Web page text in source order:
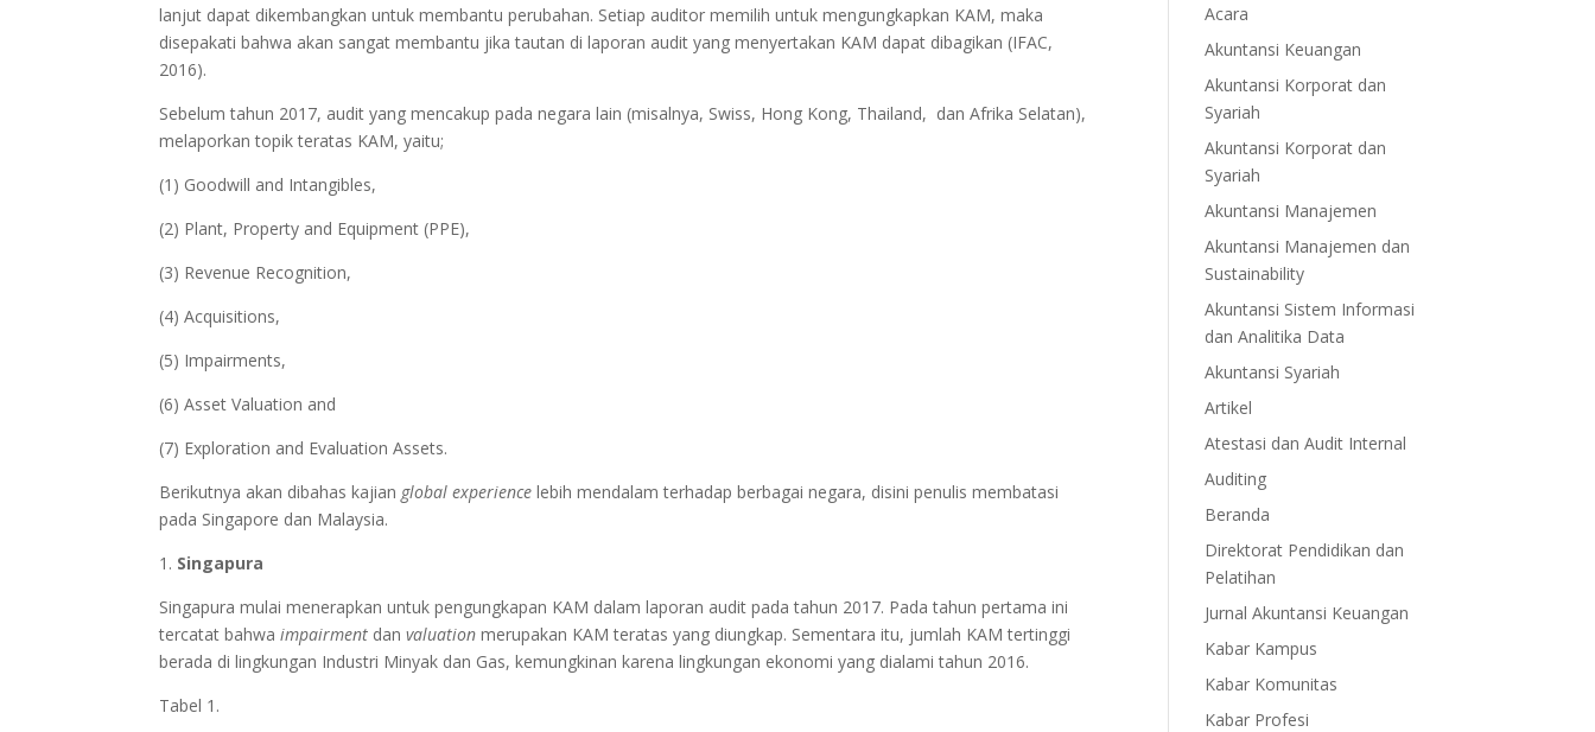
lanjut dapat dikembangkan untuk membantu perubahan. Setiap auditor memilih untuk mengungkapkan KAM, maka
disepakati bahwa akan sangat membantu jika tautan di laporan audit yang menyertakan KAM dapat dibagikan (IFAC,
2016).
Sebelum tahun 2017, audit yang mencakup pada negara lain (misalnya, Swiss, Hong Kong, Thailand, dan Afrika Selatan),
melaporkan topik teratas KAM, yaitu;
(1) Goodwill and Intangibles,
(2) Plant, Property and Equipment (PPE),
(3) Revenue Recognition,
(4) Acquisitions,
(5) Impairments,
(6) Asset Valuation and
(7) Exploration and Evaluation Assets.
Berikutnya akan dibahas kajian global experiencelebih mendalam terhadap berbagai negara, disini penulis membatasi
pada Singapore dan Malaysia.
1. Singapura
Singapura mulai menerapkan untuk pengungkapan KAM dalam laporan audit pada tahun 2017. Pada tahun pertama ini
tercatat bahwaimpairment danvaluation merupakan KAM teratas yang diungkap. Sementara itu, jumlah KAM tertinggi
berada di lingkungan Industri Minyak dan Gas, kemungkinan karena lingkungan ekonomi yang dialami tahun 2016.
Tabel 1.
Acara
Akuntansi Keuangan
Akuntansi Korporat dan
Syariah
Akuntansi Korporat dan
Syariah
Akuntansi Manajemen
Akuntansi Manajemen dan
Sustainability
Akuntansi Sistem Informasi
dan Analitika Data
Akuntansi Syariah
Artikel
Atestasi dan Audit Internal
Auditing
Beranda
Direktorat Pendidikan dan
Pelatihan
Jurnal Akuntansi Keuangan
Kabar Kampus
Kabar Komunitas
Kabar Profesi